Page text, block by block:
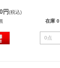
円(税込)
在庫 0